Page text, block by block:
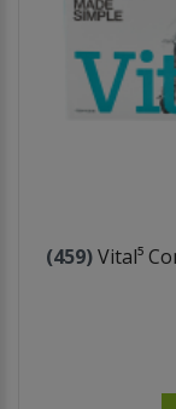
(459)Vital⁵